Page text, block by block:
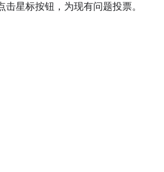
击星标按钮，为现有问题投票。